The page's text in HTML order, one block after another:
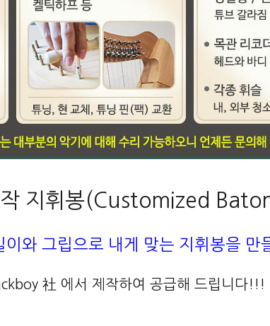
지휘봉(Customized
이와 그립으로 내게 맞는 지휘봉을 만
社 에서 제작하여 공급해 드립니다!!!